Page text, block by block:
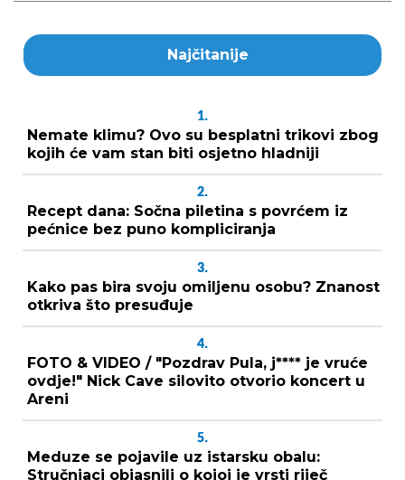
Najčitanije
1.
Nemate klimu? Ovo su besplatni trikovi zbog
kojih će vam stan biti osjetno hladniji
2.
Recept dana: Sočna piletina s povrćem iz
pećnice bez puno kompliciranja
3.
Kako pas bira svoju omiljenu osobu? Znanost
otkriva što presuđuje
4.
FOTO & VIDEO / "Pozdrav Pula, j**** je vruće
ovdje!" Nick Cave silovito otvorio koncert u
Areni
5.
Meduze se pojavile uz istarsku obalu:
Stručnjaci objasnili o kojoj je vrsti riječ